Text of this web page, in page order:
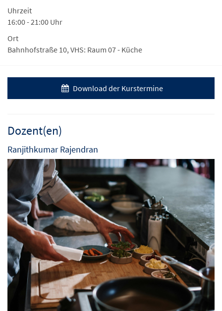
Uhrzeit
16:00 - 21:00 Uhr
Ort
Bahnhofstraße 10, VHS: Raum 07 - Küche
Download der Kurstermine
Dozent(en)
Ranjithkumar Rajendran